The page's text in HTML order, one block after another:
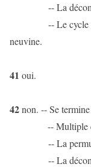
-- La
-- Le cycle de 3
neuvine.
41 oui.
42non. -- Se
-- Multiple de 5,
-- La
-- La